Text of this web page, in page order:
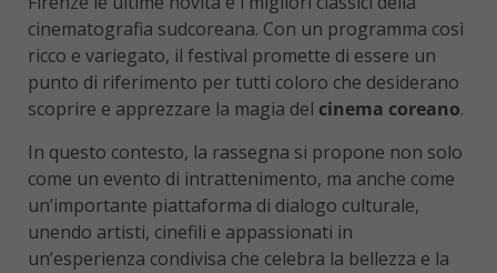
cinematografia sudcoreana. Con un programma così
ricco e variegato, il festival promette di essere un
punto di riferimento per tutti coloro che desiderano
scoprire e apprezzare la magia del cinema coreano.
In questo contesto, la rassegna si propone non solo
come un evento di intrattenimento, ma anche come
un’importante piattaforma di dialogo culturale,
unendo artisti, cinefili e appassionati in
un’esperienza condivisa che celebra la bellezza e la